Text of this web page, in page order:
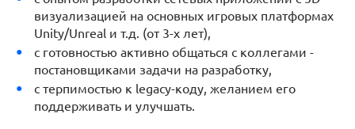
визуализацией на основных игровых платформах
Unity/Unreal и т.д. (от 3-х лет),
с готовностью активно общаться с коллегами -
постановщиками задачи на разработку,
с терпимостью к legacy-коду, желанием его
поддерживать и улучшать.